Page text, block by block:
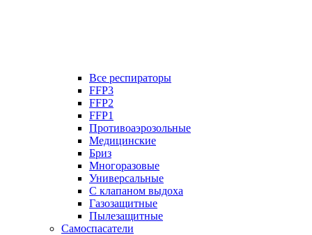
Все респираторы
FFP3
FFP2
FFP1
Противоаэрозольные
Медицинские
Бриз
Многоразовые
Универсальные
С клапаном выдоха
Газозащитные
Пылезащитные
Самоспасатели